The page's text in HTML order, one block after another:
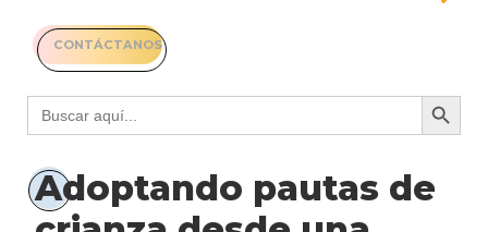
CONTÁCTANOS
Buscar: Botón
Adoptando pautas de